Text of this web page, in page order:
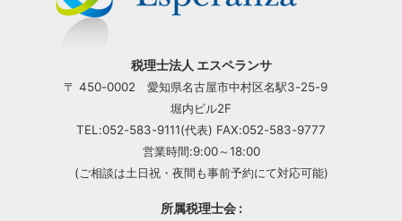
税理士法人 エスペランサ
〒 450-0002 愛知県名古屋市中村区名駅3-25-9
堀内ビル2F
TEL:052-583-9111(代表) FAX:052-583-9777
営業時間:9:00～18:00
(ご相談は土日祝・夜間も事前予約にて対応可能)
所属税理士会 :